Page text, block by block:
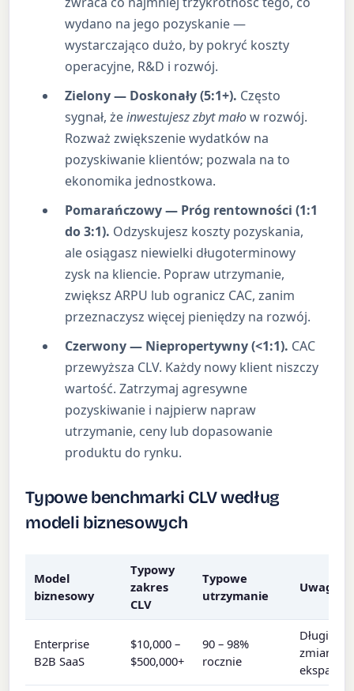
wydano na jego pozyskanie —
wystarczająco dużo, by pokryć koszty
operacyjne, R&D i rozwój.
Zielony — Doskonały (5:1+). Często
sygnał, żeinwestujesz zbyt małow rozwój.
Rozważ zwiększenie wydatków na
pozyskiwanie klientów; pozwala na to
ekonomika jednostkowa.
Pomarańczowy — Próg rentowności (1:1
do 3:1). Odzyskujesz koszty pozyskania,
ale osiągasz niewielki długoterminowy
zysk na kliencie. Popraw utrzymanie,
zwiększ ARPU lub ogranicz CAC, zanim
przeznaczysz więcej pieniędzy na rozwój.
Czerwony — Niepropertywny (<1:1). CAC
przewyższa CLV. Każdy nowy klient niszczy
wartość. Zatrzymaj agresywne
pozyskiwanie i najpierw napraw
utrzymanie, ceny lub dopasowanie
produktu do rynku.
Typowe benchmarki CLV według
modeli biznesowych
Model
biznesowy
Typowy
zakres
CLV
Typowe
utrzymanie
Uwagi
Enterprise
B2B SaaS
$10,000 –
$500,000+
90 – 98%
rocznie
Długie
zmiany
ekspansji.